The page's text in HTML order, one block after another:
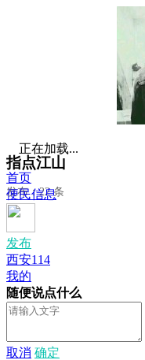
指点江山
发布：22 条
正在加载...
首页
便民信息
发布
西安114
我的
随便说点什么
取消 确定